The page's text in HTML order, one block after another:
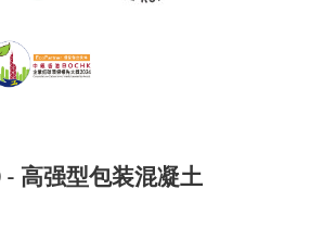
- 高强型包装混凝土